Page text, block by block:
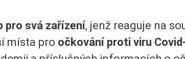
pro svá zařízení, jenž reaguje na
místa pro očkování proti viru